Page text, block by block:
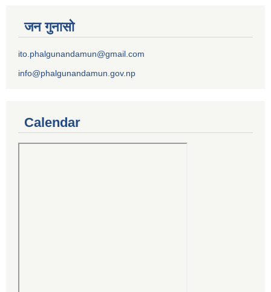
जन गुनासो
ito.phalgunandamun@gmail.com
info@phalgunandamun.gov.np
Calendar